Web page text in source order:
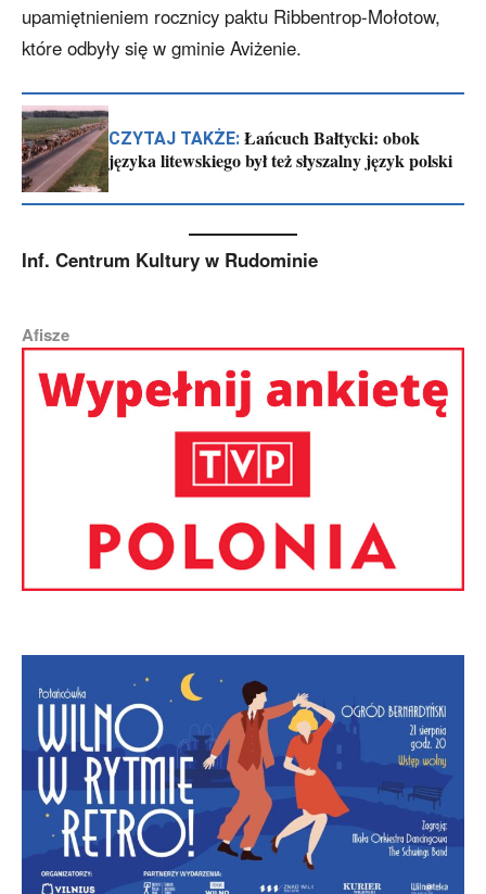
upamiętnieniem rocznicy paktu Ribbentrop-Mołotow,
które odbyły się w gminie Aviżenie.
CZYTAJ TAKŻE: Łańcuch Bałtycki: obok
języka litewskiego był też słyszalny język polski
Inf. Centrum Kultury w Rudominie
Afisze